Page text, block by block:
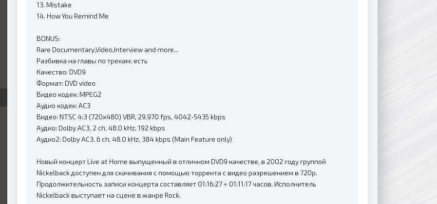
13. Mistake
14. How You Remind Me
BONUS:
Rare Documentary,Video,Interview and more...
Разбивка на главы по трекам: есть
Качество: DVD9
Формат: DVD video
Видео кодек: MPEG2
Аудио кодек: AC3
Видео: NTSC 4:3 (720x480) VBR, 29.970 fps, 4042-5435 kbps
Аудио: Dolby AC3, 2 ch, 48.0 kHz, 192 kbps
Аудио2: Dolby AC3, 6 ch, 48.0 kHz, 384 kbps (Main Feature only)
Новый концерт Live at Home выпущенный в отличном DVD9 качестве, в 2002 году группой
Nickelback доступен для скачивания с помощью торрента с видео разрешением в 720p.
Продолжительность записи концерта составляет 01:16:27 + 01:11:17 часов. Исполнитель
Nickelback выступает на сцене в жанре Rock.